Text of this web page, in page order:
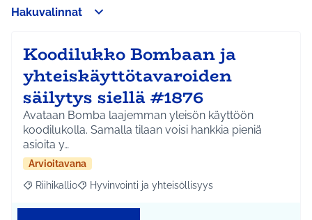
Hakuvalinnat
Koodilukko Bombaan ja
yhteiskäyttötavaroiden
säilytys siellä #1876
Avataan Bomba laajemman yleisön käyttöön
koodilukolla. Samalla tilaan voisi hankkia pieniä
asioita y…
Arvioitavana
Rajaa tulokset aihepiirin mukaan: Riihikallio
Riihikallio Rajaa tulokset teeman mukaan: Hyvinvointi ja
Hyvinvointi ja yhteisöllisyys